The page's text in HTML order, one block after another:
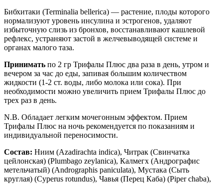
Бибхитаки (Terminalia bellerica) — растение, плоды которого
нормализуют уровень инсулина и эстрогенов, удаляют
избыточную слизь из бронхов, восстанавливают кашлевой
рефлекс, устраняют застой в желчевыводящей системе и
органах малого таза.
Принимать по 2 гр Трифалы Плюс два раза в день, утром и
вечером за час до еды, запивая большим количеством
жидкости (1-2 ст. воды, либо молока или сока). При
необходимости можно увеличить прием Трифалы Плюс до
трех раз в день.
N.B. Обладает легким мочегонным эффектом. Прием
Трифалы Плюс на ночь рекомендуется по показаниям и
индивидуальной переносимости.
Состав: Ниим (Azadirachta indica), Читрак (Свинчатка
цейлонская) (Plumbago zeylanica), Калмегх (Андрографис
метельчатый) (Andrographis paniculata), Мустака (Сыть
круглая) (Cyperus rotundus), Чавья (Перец Каба) (Piper chaba),